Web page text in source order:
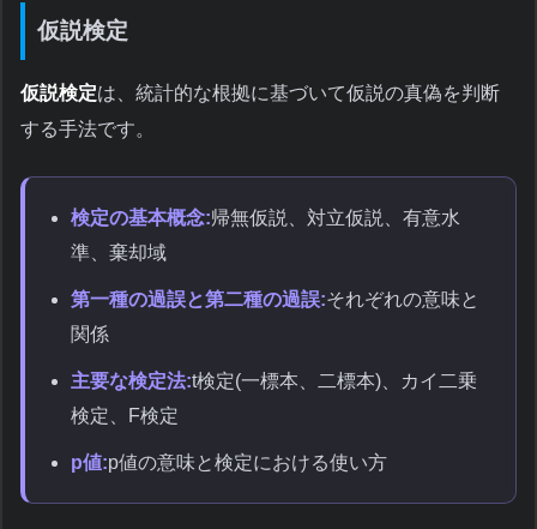
仮説検定
仮説検定は、統計的な根拠に基づいて仮説の真偽を判断
する手法です。
検定の基本概念:帰無仮説、対立仮説、有意水
準、棄却域
第一種の過誤と第二種の過誤:それぞれの意味と
関係
主要な検定法:t検定(一標本、二標本)、カイ二乗
検定、F検定
p値:p値の意味と検定における使い方